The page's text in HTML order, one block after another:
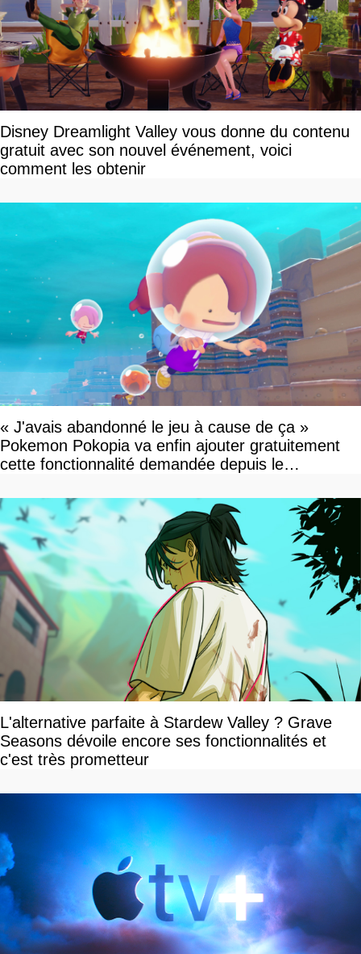
Disney Dreamlight Valley vous donne du contenu
gratuit avec son nouvel événement, voici
comment les obtenir
« J'avais abandonné le jeu à cause de ça »
Pokemon Pokopia va enfin ajouter gratuitement
cette fonctionnalité demandée depuis le
L'alternative parfaite à Stardew Valley ? Grave
Seasons dévoile encore ses fonctionnalités et
c'est très prometteur